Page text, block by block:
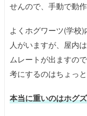
せんので、手動で動
よくホグワーツ(学校
人がいますが、屋内
ムレートが出ますの
考にするのはちょっと
本当に重いのはホグ